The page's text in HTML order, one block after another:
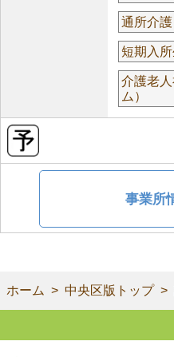
通所介護
短期入所
介護老
ム）
事業所
ホーム 中央区版トップ